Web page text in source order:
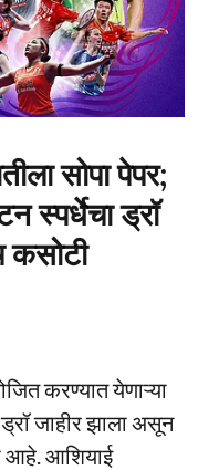
सोपा पेपर;
स्पर्धेचा ड्रॉ
कसोटी
करण्यात येणाऱ्या
जाहीर झाला असून
आहे. आशियाई